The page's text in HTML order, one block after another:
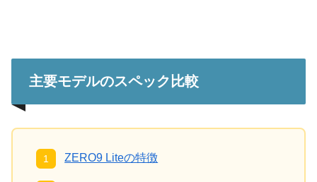
主要モデルのスペック比較
ZERO9 Liteの特徴